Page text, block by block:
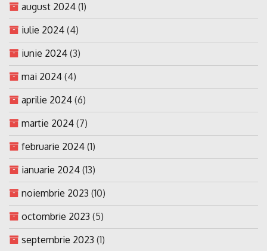
august 2024 (1)
iulie 2024 (4)
iunie 2024 (3)
mai 2024 (4)
aprilie 2024 (6)
martie 2024 (7)
februarie 2024 (1)
ianuarie 2024 (13)
noiembrie 2023 (10)
octombrie 2023 (5)
septembrie 2023 (1)